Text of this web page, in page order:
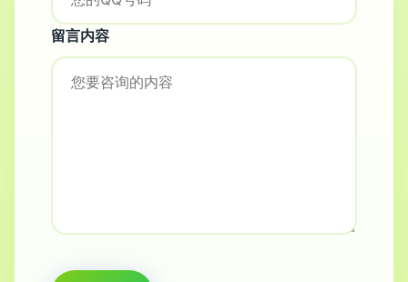
留言内容